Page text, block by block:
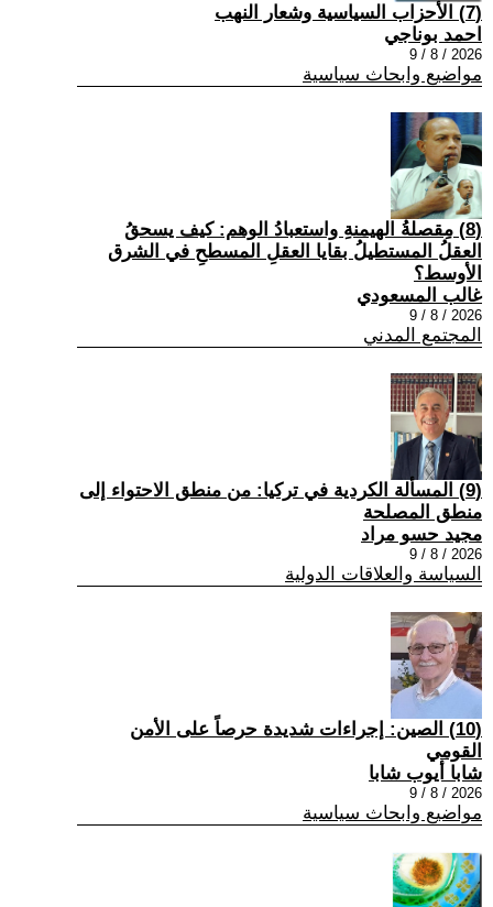
(7) الأحزاب السياسية وشعار النهب
احمد بوناجي
2026 / 8 / 9
مواضيع وابحاث سياسية
(8) مِقصلةُ الهيمنةِ واستعبادُ الوهم: كيف يسحقُ
العقلُ المستطيلُ بقايا العقلِ المسطحِ في الشرق
الأوسط؟
غالب المسعودي
2026 / 8 / 9
المجتمع المدني
(9) المسألة الكردية في تركيا: من منطق الاحتواء إلى
منطق المصلحة
مجيد حسو مراد
2026 / 8 / 9
السياسة والعلاقات الدولية
(10) الصين: إجراءات شديدة حرصاً على الأمن
القومي
شابا أيوب شابا
2026 / 8 / 9
مواضيع وابحاث سياسية